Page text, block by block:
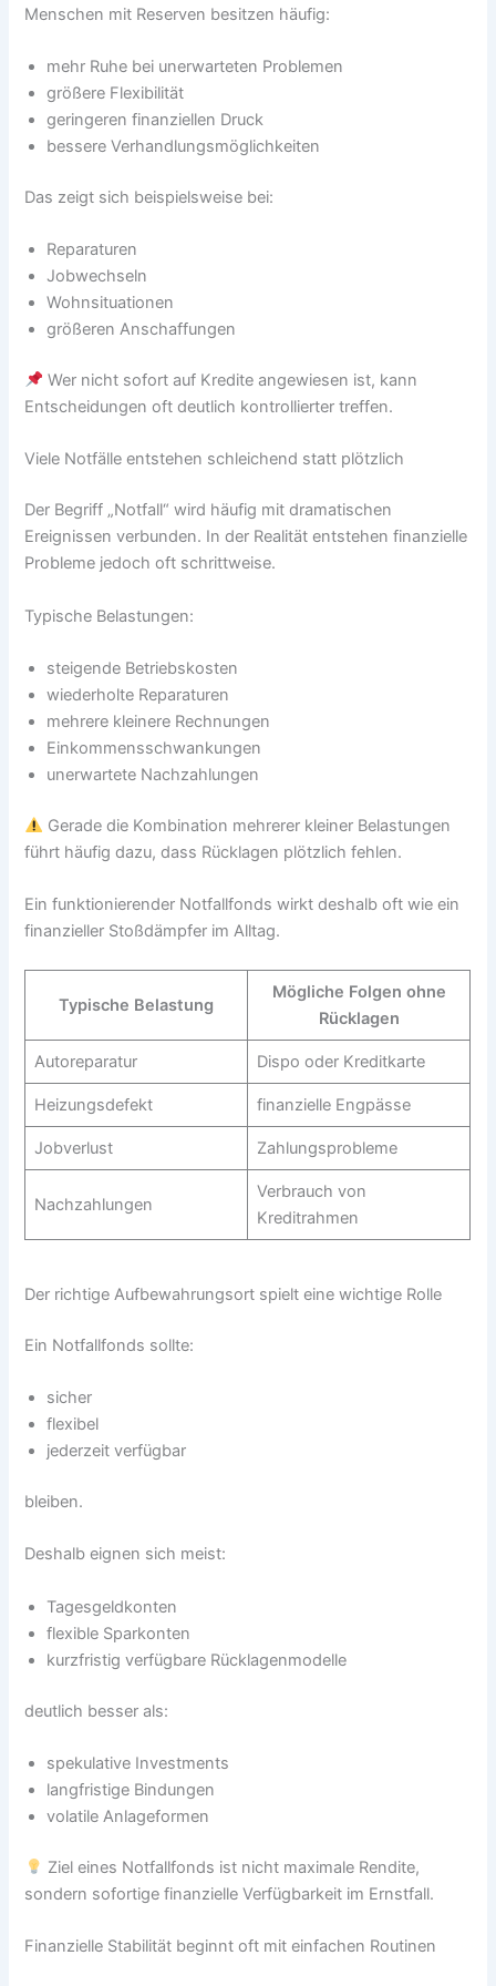
Menschen mit Reserven besitzen häufig:
mehr Ruhe bei unerwarteten Problemen
größere Flexibilität
geringeren finanziellen Druck
bessere Verhandlungsmöglichkeiten
Das zeigt sich beispielsweise bei:
Reparaturen
Jobwechseln
Wohnsituationen
größeren Anschaffungen
Wer nicht sofort auf Kredite angewiesen ist, kann
Entscheidungen oft deutlich kontrollierter treffen.
Viele Notfälle entstehen schleichend statt plötzlich
Der Begriff „Notfall“ wird häufig mit dramatischen
Ereignissen verbunden. In der Realität entstehen finanzielle
Probleme jedoch oft schrittweise.
Typische Belastungen:
steigende Betriebskosten
wiederholte Reparaturen
mehrere kleinere Rechnungen
Einkommensschwankungen
unerwartete Nachzahlungen
Gerade die Kombination mehrerer kleiner Belastungen
führt häufig dazu, dass Rücklagen plötzlich fehlen.
Ein funktionierender Notfallfonds wirkt deshalb oft wie ein
finanzieller Stoßdämpfer im Alltag.
Typische Belastung
Mögliche Folgen ohne
Rücklagen
Autoreparatur Dispo oder Kreditkarte
Heizungsdefekt finanzielle Engpässe
Jobverlust Zahlungsprobleme
Nachzahlungen
Verbrauch von
Kreditrahmen
Der richtige Aufbewahrungsort spielt eine wichtige Rolle
Ein Notfallfonds sollte:
sicher
flexibel
jederzeit verfügbar
bleiben.
Deshalb eignen sich meist:
Tagesgeldkonten
flexible Sparkonten
kurzfristig verfügbare Rücklagenmodelle
deutlich besser als:
spekulative Investments
langfristige Bindungen
volatile Anlageformen
Ziel eines Notfallfonds ist nicht maximale Rendite,
sondern sofortige finanzielle Verfügbarkeit im Ernstfall.
Finanzielle Stabilität beginnt oft mit einfachen Routinen